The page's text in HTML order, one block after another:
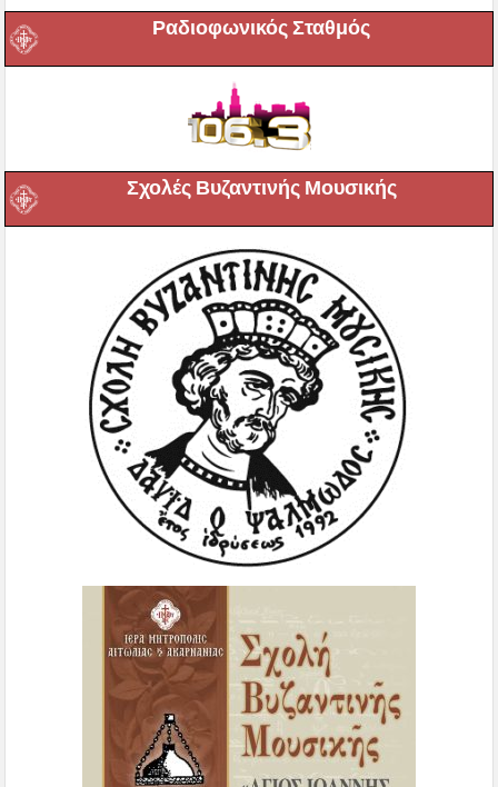
Ραδιοφωνικός Σταθμός
Σχολές Βυζαντινής Μουσικής